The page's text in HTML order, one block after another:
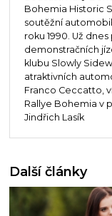
Bohemia Historic
soutěžní
roku 1990. Už
demonstračních
klubu Slowly
atraktivních
Franco Ceccatto,
Rallye Bohemia v
Jindřich Lasík
Další články